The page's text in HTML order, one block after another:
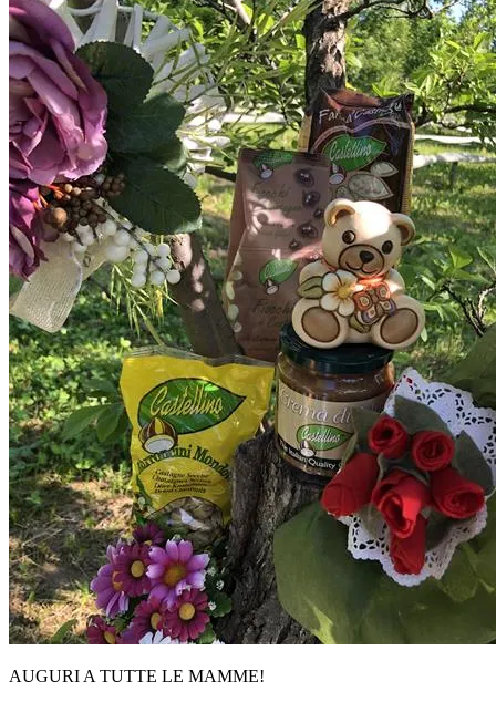
AUGURI A TUTTE LE MAMME!